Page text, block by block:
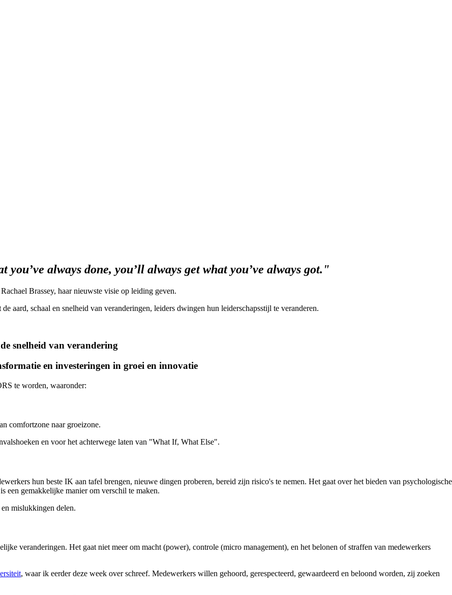
you’ve always done, you’ll always get what you’ve always got."
Brassey, haar nieuwste visie op leiding geven.
aard, schaal en snelheid van veranderingen, leiders dwingen hun leiderschapsstijl te veranderen.
snelheid van verandering
en investeringen in groei en innovatie
te worden, waaronder:
comfortzone naar groeizone.
en voor het achterwege laten van "What If, What Else".
hun beste IK aan tafel brengen, nieuwe dingen proberen, bereid zijn risico's te nemen. Het gaat over het bieden van psychologische
een gemakkelijke manier om verschil te maken.
mislukkingen delen.
veranderingen. Het gaat niet meer om macht (power), controle (micro management), en het belonen of straffen van medewerkers
, waar ik eerder deze week over schreef. Medewerkers willen gehoord, gerespecteerd, gewaardeerd en beloond worden, zij zoeken